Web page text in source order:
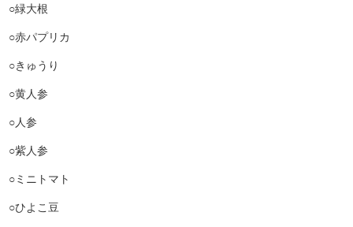
○緑大根
○赤パプリカ
○きゅうり
○黄人参
○人参
○紫人参
○ミニトマト
○ひよこ豆